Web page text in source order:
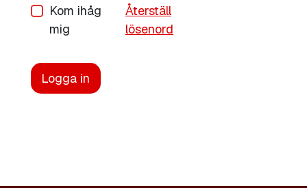
Kom ihåg
mig
Återställ
lösenord
Logga in